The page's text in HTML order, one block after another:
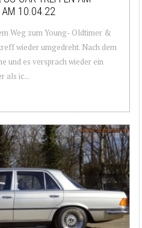
AM 10.04.22
Weg zum Young- Oldtimer &
wieder umgedreht. Nach dem
und es versprach wieder ein
als ic...